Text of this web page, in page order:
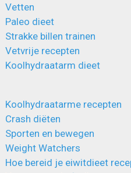
Vetten
Paleo dieet
Strakke billen trainen
Vetvrije recepten
Koolhydraatarm dieet
Koolhydraatarme recepten
Crash diëten
Sporten en bewegen
Weight Watchers
Hoe bereid je eiwitdieet